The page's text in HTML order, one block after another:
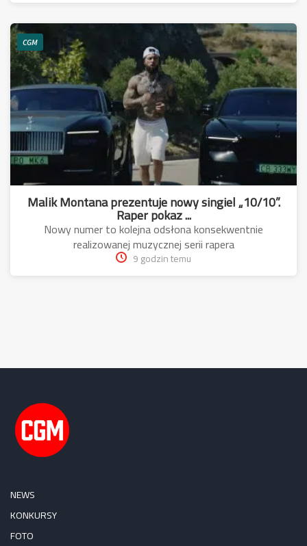
CGM
Malik Montana prezentuje nowy singiel „10/10”.
Raper pokaz ...
Nowy numer to kolejna odsłona konsekwentnie
realizowanej muzycznej serii rapera
9 godzin temu
NEWS
KONKURSY
FOTO